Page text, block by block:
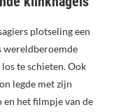
plotseling een
wereldberoemde
te schieten. Ook
legde met zijn
en het filmpje van de